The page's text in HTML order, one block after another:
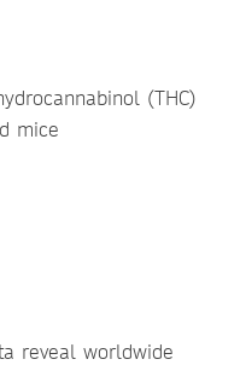
(THC)
mice
reveal worldwide